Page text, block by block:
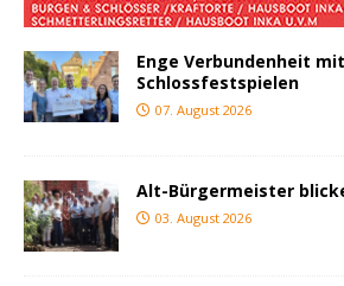
Enge Verbundenheit
Schlossfestspielen
07. August 2026
Alt-Bürgermeister
03. August 2026